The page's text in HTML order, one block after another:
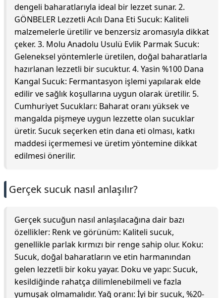
dengeli baharatlarıyla ideal bir lezzet sunar. 2.
GÖNBELER Lezzetli Acılı Dana Eti Sucuk: Kaliteli
malzemelerle üretilir ve benzersiz aromasıyla dikkat
çeker. 3. Molu Anadolu Usulü Evlik Parmak Sucuk:
Geleneksel yöntemlerle üretilen, doğal baharatlarla
hazırlanan lezzetli bir sucuktur. 4. Yasin %100 Dana
Kangal Sucuk: Fermantasyon işlemi yapılarak elde
edilir ve sağlık koşullarına uygun olarak üretilir. 5.
Cumhuriyet Sucukları: Baharat oranı yüksek ve
mangalda pişmeye uygun lezzette olan sucuklar
üretir. Sucuk seçerken etin dana eti olması, katkı
maddesi içermemesi ve üretim yöntemine dikkat
edilmesi önerilir.
Gerçek sucuk nasıl anlaşılır?
Gerçek sucuğun nasıl anlaşılacağına dair bazı
özellikler: Renk ve görünüm: Kaliteli sucuk,
genellikle parlak kırmızı bir renge sahip olur. Koku:
Sucuk, doğal baharatların ve etin harmanından
gelen lezzetli bir koku yayar. Doku ve yapı: Sucuk,
kesildiğinde rahatça dilimlenebilmeli ve fazla
yumuşak olmamalıdır. Yağ oranı: İyi bir sucuk, %20-